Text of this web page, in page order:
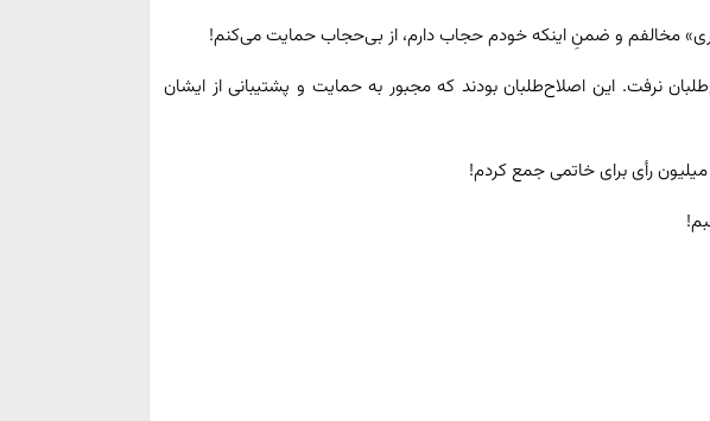
مخالفم و ضمنِ اینکه خودم حجاب دارم، از بی‌حجاب حمایت می‌کنم!
نرفت. این اصلاح‌طلبان بودند که مجبور به حمایت و پشتیبانی از ایشان